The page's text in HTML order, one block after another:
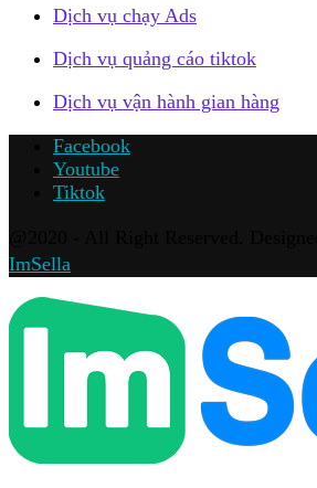
Dịch vụ chạy Ads
Dịch vụ quảng cáo tiktok
Dịch vụ vận hành gian hàng
Facebook
Youtube
Tiktok
ImSella